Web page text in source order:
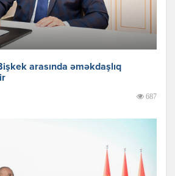
arasında əməkdaşlıq
687